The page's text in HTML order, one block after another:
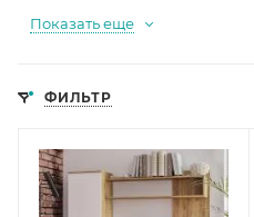
Показать еще
ФИЛЬТР